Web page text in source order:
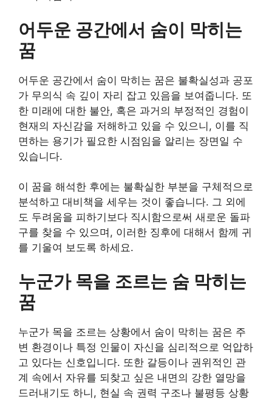
어두운 공간에서 숨이 막히는
꿈
어두운 공간에서 숨이 막히는 꿈은 불확실성과 공포
가 무의식 속 깊이 자리 잡고 있음을 보여줍니다. 또
한 미래에 대한 불안, 혹은 과거의 부정적인 경험이
현재의 자신감을 저해하고 있을 수 있으니, 이를 직
면하는 용기가 필요한 시점임을 알리는 장면일 수
있습니다.
이 꿈을 해석한 후에는 불확실한 부분을 구체적으로
분석하고 대비책을 세우는 것이 좋습니다. 그 외에
도 두려움을 피하기보다 직시함으로써 새로운 돌파
구를 찾을 수 있으며, 이러한 징후에 대해서 함께 귀
를 기울여 보도록 하세요.
누군가 목을 조르는 숨 막히는
꿈
누군가 목을 조르는 상황에서 숨이 막히는 꿈은 주
변 환경이나 특정 인물이 자신을 심리적으로 억압하
고 있다는 신호입니다. 또한 갈등이나 권위적인 관
계 속에서 자유를 되찾고 싶은 내면의 강한 열망을
드러내기도 하니, 현실 속 권력 구조나 불평등 상황